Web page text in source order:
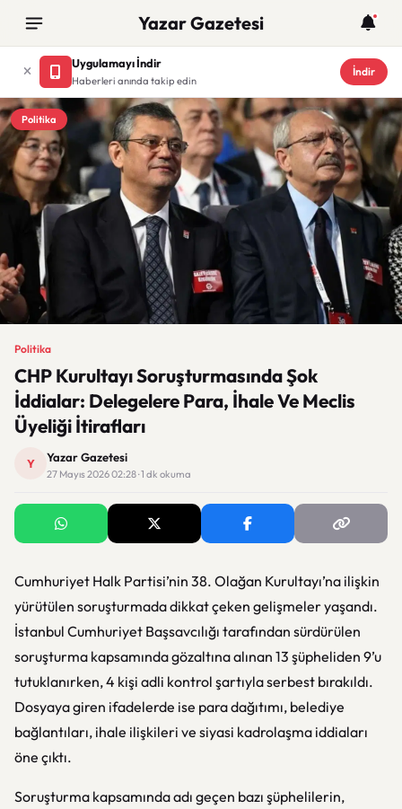
Yazar Gazetesi
Uygulamayı İndir
Haberleri anında takip edin
İndir
Politika
Politika
CHP Kurultayı Soruşturmasında Şok
İddialar: Delegelere Para, İhale Ve Meclis
Üyeliği İtirafları
Y Yazar Gazetesi
27 Mayıs 2026 02:28 · 1 dk okuma
Cumhuriyet Halk Partisi’nin 38. Olağan Kurultayı’na ilişkin
yürütülen soruşturmada dikkat çeken gelişmeler yaşandı.
İstanbul Cumhuriyet Başsavcılığı tarafından sürdürülen
soruşturma kapsamında gözaltına alınan 13 şüpheliden 9’u
tutuklanırken, 4 kişi adli kontrol şartıyla serbest bırakıldı.
Dosyaya giren ifadelerde ise para dağıtımı, belediye
bağlantıları, ihale ilişkileri ve siyasi kadrolaşma iddiaları
öne çıktı.
Soruşturma kapsamında adı geçen bazı şüphelilerin,